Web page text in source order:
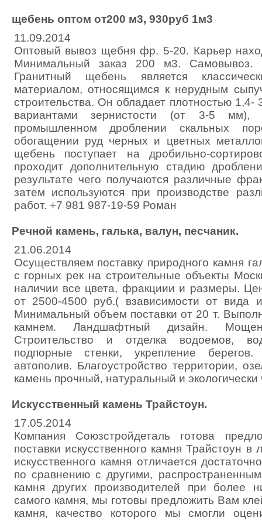
щебень оптом от200 м3, 930руб 1м3
11.09.2014
Оптовый вывоз щебня фр. 5-20. Карьер
Минимальный заказ 200 м3. Самовывоз.
Гранитный щебень является
материалом, относящимся к нерудным
строительства. Он обладает плотностью
вариантами зернистости (от 3-5 мм),
промышленном дроблении скальных
обогащении руд черных и цветных
щебень поступает на дробильно-
проходит дополнительную стадию
результате чего получаются различные
затем используются при производстве
работ. +7 981 987-19-59 Роман
Речной камень, галька, валун, песчаник.
21.06.2014
Осуществляем поставку природного камня
с горных рек на строительные объекты
наличии все цвета, фракциии и размеры.
от 2500-4500 руб.( взависимости от вида
Минимальный объем поставки от 20 т.
камнем. Ландшафтный дизайн.
Строительство и отделка водоемов,
подпорные стенки, укрепление
автополив. Благоустройство территории,
камень прочный, натуральный и
Искусственный камень Трайстоун.
17.05.2014
Компания Союзстройдеталь готова
поставки искусственного камня Трайстоун в
искусственного камня отличается
по сравнению с другими,
камня других производителей при более
самого камня, мы готовы предложить Вам
камня, качество которого мы смогли